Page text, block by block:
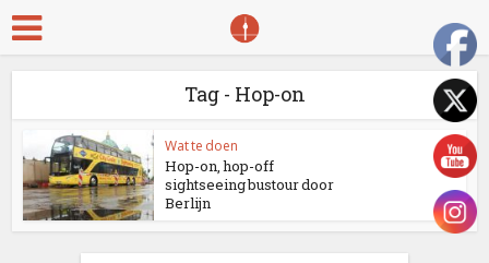
Tag - Hop-on
Wat te doen
Hop-on, hop-off
sightseeing bustour door
Berlijn